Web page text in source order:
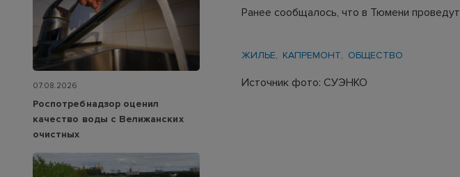
Ранее сообщалось, что в Тюмени проведут
ЖИЛЬЕ
КАПРЕМОНТ ОБЩЕСТВО
Источник фото: СУЭНКО
07.08.2026
Роспотребнадзор оценил
качество воды с Велижанских
очистных